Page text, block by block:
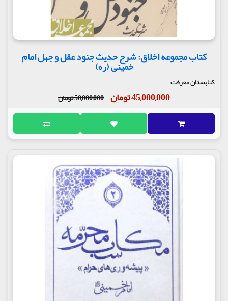
کتاب مجموعه اخلاق: شرح حدیث جنود عقل و جهل امام
خمینی (ره)
کتابستان معرفت
45,000,000 تومان 50,000,000 تومان